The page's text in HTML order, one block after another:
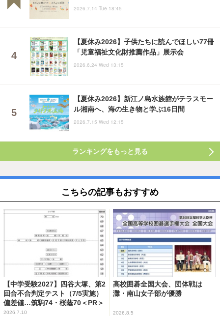
2026.7.14 Tue 18:45
【夏休み2026】子供たちに読んでほしい77冊
「児童福祉文化財推薦作品」展示会
2026.6.24 Wed 13:15
【夏休み2026】新江ノ島水族館がテラスモー
ル湘南へ、海の生き物と学ぶ16日間
2026.7.15 Wed 12:15
ランキングをもっと見る
こちらの記事もおすすめ
【中学受験2027】四谷大塚、第2
回合不合判定テスト（7/5実施）
偏差値…筑駒74・桜蔭70＜PR＞
2026.7.10
高校囲碁全国大会、団体戦は
灘・南山女子部が優勝
2026.8.5